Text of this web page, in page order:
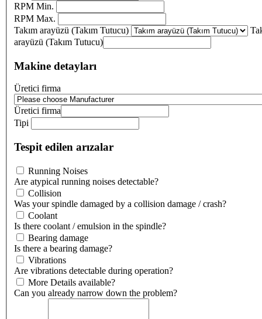
RPM Min.
RPM Max.
Takım arayüzü (Takım Tutucu)
arayüzü (Takım Tutucu)
Makine detayları
Üretici firma
Üretici firma
Tipi
Tespit edilen arızalar
Running Noises
Are atypical running noises detectable?
Collision
Was your spindle damaged by a collision damage / crash?
Coolant
Is there coolant / emulsion in the spindle?
Bearing damage
Is there a bearing damage?
Vibrations
Are vibrations detectable during operation?
More Details available?
Can you already narrow down the problem?